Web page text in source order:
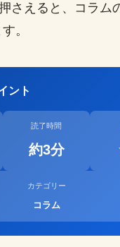
さえると、コラム
。
ント
読了時間
約3分
カテゴリー
コラム